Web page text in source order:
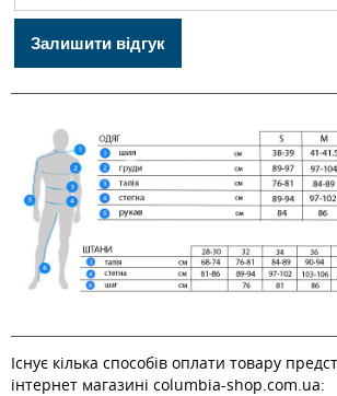
Залишити відгук
Існує кілька способів оплати товару
інтернет магазині columbia-shop.com.ua: